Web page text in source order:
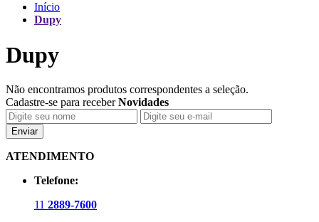
Início
Dupy
Dupy
Não encontramos produtos correspondentes a seleção.
Cadastre-se para receberNovidades
Enviar
ATENDIMENTO
Telefone:
11 2889-7600